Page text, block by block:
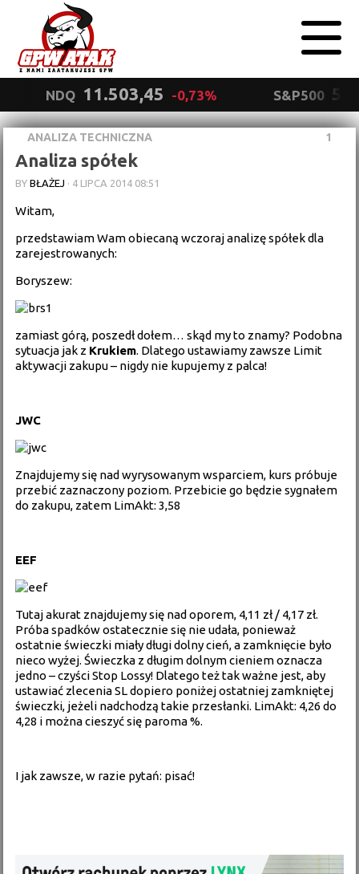
NDQ 11.503,45 -0,73% S&P500
ANALIZA TECHNICZNA 1
Analiza spółek
BYBŁAŻEJ · 4 LIPCA 2014 08:51
Witam,
przedstawiam Wam obiecaną wczoraj analizę spółek dla
zarejestrowanych:
Boryszew:
zamiast górą, poszedł dołem… skąd my to znamy? Podobna
sytuacja jak z Krukiem. Dlatego ustawiamy zawsze Limit
aktywacji zakupu – nigdy nie kupujemy z palca!
JWC
Znajdujemy się nad wyrysowanym wsparciem, kurs próbuje
przebić zaznaczony poziom. Przebicie go będzie sygnałem
do zakupu, zatem LimAkt: 3,58
EEF
Tutaj akurat znajdujemy się nad oporem, 4,11 zł / 4,17 zł.
Próba spadków ostatecznie się nie udała, ponieważ
ostatnie świeczki miały długi dolny cień, a zamknięcie było
nieco wyżej. Świeczka z długim dolnym cieniem oznacza
jedno – czyści Stop Lossy! Dlatego też tak ważne jest, aby
ustawiać zlecenia SL dopiero poniżej ostatniej zamkniętej
świeczki, jeżeli nadchodzą takie przesłanki. LimAkt: 4,26 do
4,28 i można cieszyć się paroma %.
I jak zawsze, w razie pytań: pisać!
prywatności
Wyrażam zgodę.